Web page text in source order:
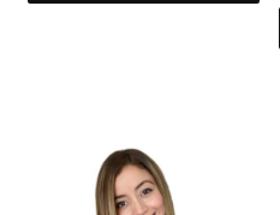
Las
opciones